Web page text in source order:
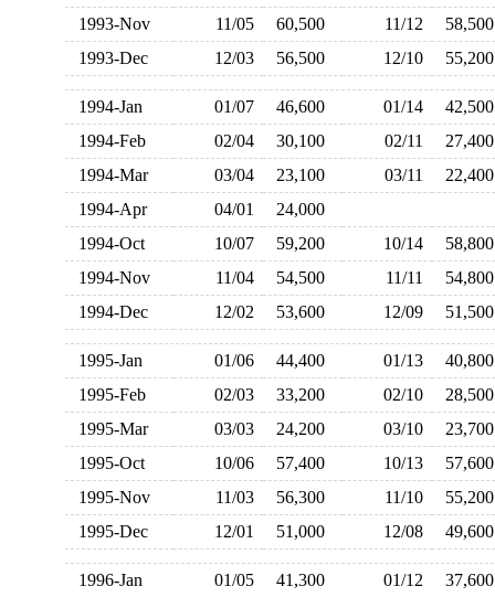
1993-Nov
11/05 60,500 11/12
1993-Dec
12/03 56,500 12/10
1994-Jan 01/07 46,600 01/14
1994-Feb
02/04 30,100 02/11
1994-Mar
03/04 23,100 03/11
1994-Apr
04/01
24,000
1994-Oct
10/07 59,200 10/14
1994-Nov
11/04 54,500 11/11
1994-Dec
12/02 53,600 12/09
1995-Jan 01/06 44,400 01/13
1995-Feb
02/03 33,200 02/10
1995-Mar
03/03 24,200 03/10
1995-Oct
10/06 57,400 10/13
1995-Nov
11/03 56,300 11/10
1995-Dec
12/01 51,000 12/08
1996-Jan 01/05 41,300 01/12